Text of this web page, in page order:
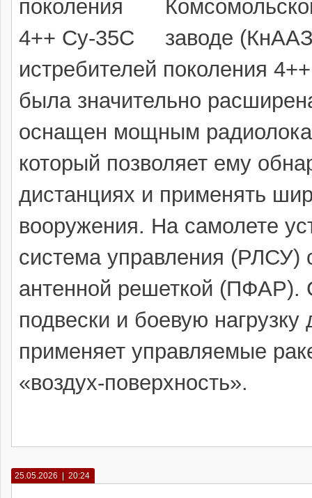
заводе
истребителей поколения
была значительно
оснащен мощным
который позволяет ему
дистанциях и применять
вооружения. На самолете
система управления (РЛСУ)
антенной решеткой (ПФАР).
подвески и боевую нагрузку
применяет управляемые
«воздух-поверхность».
25.05.2026 | 20:24